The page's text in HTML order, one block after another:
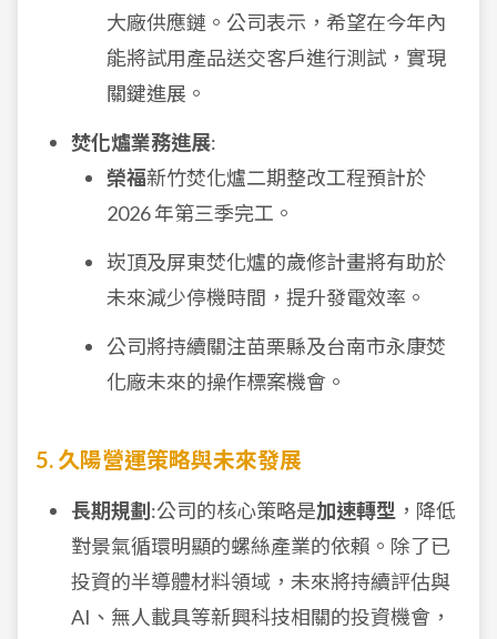
大廠供應鏈。公司表示，希望在今年內
能將試用產品送交客戶進行測試，實現
關鍵進展。
焚化爐業務進展:
榮福新竹焚化爐二期整改工程預計於
2026 年第三季完工。
崁頂及屏東焚化爐的歲修計畫將有助於
未來減少停機時間，提升發電效率。
公司將持續關注苗栗縣及台南市永康焚
化廠未來的操作標案機會。
5. 久陽營運策略與未來發展
長期規劃:公司的核心策略是加速轉型 ，降低
對景氣循環明顯的螺絲產業的依賴。除了已
投資的半導體材料領域，未來將持續評估與
AI、無人載具等新興科技相關的投資機會，